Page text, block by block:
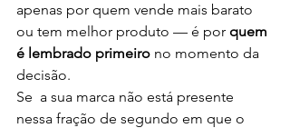
apenas por quem vende mais barato
ou tem melhor produto — é por quem
é lembrado primeiro no momento da
decisão.
Se  a sua marca não está presente
nessa fração de segundo em que o